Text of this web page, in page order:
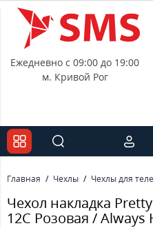
Ежедневно с 09:00 до 19:00
м. Кривой Рог
Главная Чехлы Чехлы для
Чехол накладка
12C Розовая / Always